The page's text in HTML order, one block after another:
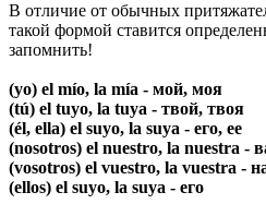
В отличие от обычных
такой формой ставится
запомнить!
(yo) el mío, la mía - мой, моя
(tú) el tuyo, la tuya - твой, твоя
(él, ella) el suyo, la suya - его, ее
(nosotros) el nuestro, la nuestra -
(vosotros) el vuestro, la vuestra -
(ellos) el suyo, la suya - его